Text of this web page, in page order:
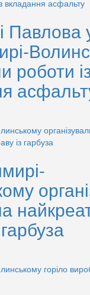
Павлова
роботи